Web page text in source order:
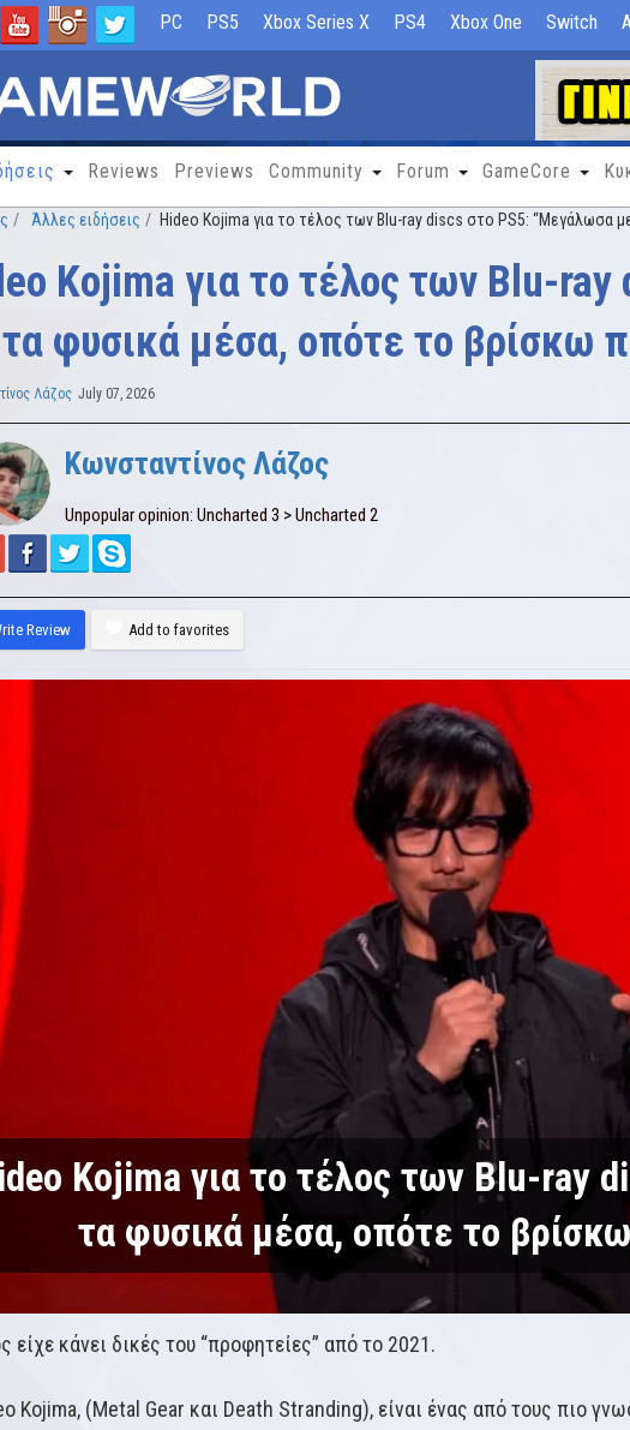
PC PS5 Xbox Series X PS4 Xbox One Switch
Reviews Previews Community Forum GameCore
Άλλες ειδήσεις Hideo Kojima για το τέλος των Blu-ray discs στο PS5: “Μεγάλωσα
Kojima για το τέλος των Blu-
φυσικά μέσα, οπότε το βρίσκω
Λάζος July 07, 2026
Κωνσταντίνος Λάζος
Unpopular opinion: Uncharted 3 > Uncharted 2
Review Add to favorites
Kojima για το τέλος των Blu-ray
τα φυσικά μέσα, οπότε το
είχε κάνει δικές του “προφητείες” από το 2021.
Kojima, (Metal Gear και Death Stranding), είναι ένας από τους πιο